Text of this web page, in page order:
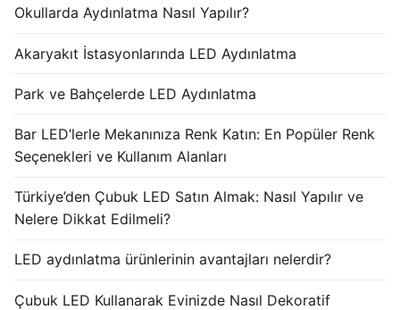
Okullarda Aydınlatma Nasıl Yapılır?
Akaryakıt İstasyonlarında LED Aydınlatma
Park ve Bahçelerde LED Aydınlatma
Bar LED’lerle Mekanınıza Renk Katın: En Popüler Renk
Seçenekleri ve Kullanım Alanları
Türkiye’den Çubuk LED Satın Almak: Nasıl Yapılır ve
Nelere Dikkat Edilmeli?
LED aydınlatma ürünlerinin avantajları nelerdir?
Çubuk LED Kullanarak Evinizde Nasıl Dekoratif